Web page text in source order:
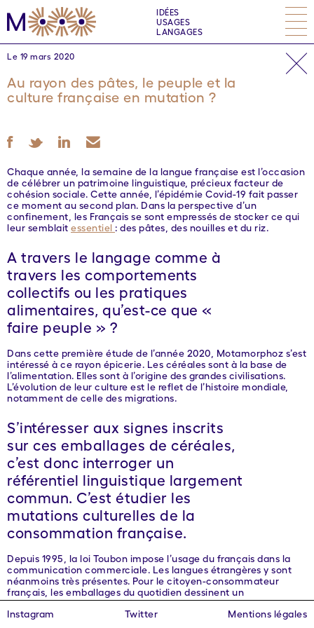
IDÉES
USAGES
LANGAGES
Le 19 mars 2020
Au rayon des pâtes, le peuple et la
culture française en mutation ?
Chaque année, la semaine de la langue française est l’occasion
de célébrer un patrimoine linguistique, précieux facteur de
cohésion sociale. Cette année, l’épidémie Covid-19 fait passer
ce moment au second plan. Dans la perspective d’un
confinement, les Français se sont empressés de stocker ce qui
leur semblait essentiel : des pâtes, des nouilles et du riz.
A travers le langage comme à
travers les comportements
collectifs ou les pratiques
alimentaires, qu’est-ce que «
faire peuple » ?
Dans cette première étude de l’année 2020, Motamorphoz s’est
intéressé à ce rayon épicerie. Les céréales sont à la base de
l’alimentation. Elles sont à l’origine des grandes civilisations.
L’évolution de leur culture est le reflet de l’histoire mondiale,
notamment de celle des migrations.
S’intéresser aux signes inscrits
sur ces emballages de céréales,
c’est donc interroger un
référentiel linguistique largement
commun. C’est étudier les
mutations culturelles de la
consommation française.
Depuis 1995, la loi Toubon impose l’usage du français dans la
communication commerciale. Les langues étrangères y sont
néanmoins très présentes. Pour le citoyen-consommateur
français, les emballages du quotidien dessinent un
environnement langagier familier et pourtant complètement
polyglotte. Dans le rayon jugé le plus important par les
Instagram Twitter Mentions légales